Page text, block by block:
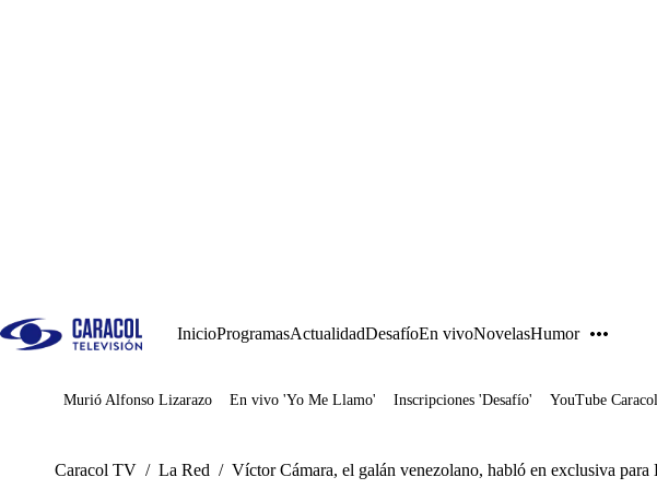
InicioProgramasActualidadDesafíoEn vivoNovelasHumor
Juegos
Murió Alfonso Lizarazo En vivo 'Yo Me Llamo' Inscripciones 'Desafío' YouTube
Caracol TV / La Red / Víctor Cámara, el galán venezolano, habló en exclusiva para